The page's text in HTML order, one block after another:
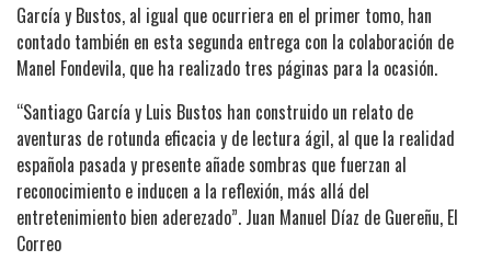
García y Bustos, al igual que ocurriera en el primer tomo, han
contado también en esta segunda entrega con la colaboración de
Manel Fondevila, que ha realizado tres páginas para la ocasión.
“Santiago García y Luis Bustos han construido un relato de
aventuras de rotunda eficacia y de lectura ágil, al que la realidad
española pasada y presente añade sombras que fuerzan al
reconocimiento e inducen a la reflexión, más allá del
entretenimiento bien aderezado”. Juan Manuel Díaz de Guereñu, El
Correo